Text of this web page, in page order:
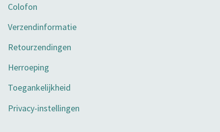
Colofon
Verzendinformatie
Retourzendingen
Herroeping
Toegankelijkheid
Privacy-instellingen